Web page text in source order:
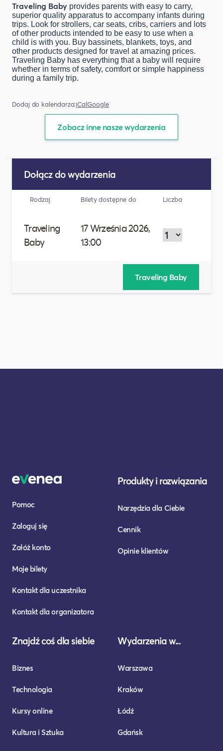
Traveling Baby provides parents with easy to carry,
superior quality apparatus to accompany infants during
trips. Look for strollers, car seats, cribs, carriers and lots
of other products intended to be easy to use when a
child is with you. Buy bassinets, blankets, toys, and
other products designed for travel at amazing prices.
Traveling Baby has everything that a baby will require
whether in terms of safety, comfort or simple happiness
during a family trip.
Dodaj do kalendarza:iCalGoogle
Zobacz inne nasze wydarzenia
Dołącz do wydarzenia
Rodzaj Bilety dostępne do Liczba
Traveling
Baby
17 Września 2026,
13:00
Pomoc
Zaloguj się
Załóż konto
Moje bilety
Kontakt dla uczestnika
Kontakt dla organizatora
Produkty i rozwiązania
Narzędzia dla Ciebie
Cennik
Opinie klientów
Znajdź coś dla siebie
Biznes
Technologia
Kursy online
Kultura i Sztuka
Wydarzenia w...
Warszawa
Kraków
Łódź
Gdańsk